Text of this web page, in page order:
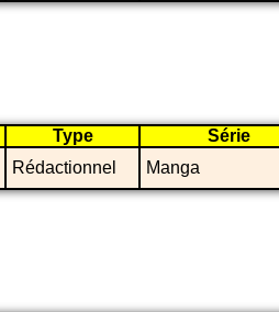
Type Série
Rédactionnel Manga